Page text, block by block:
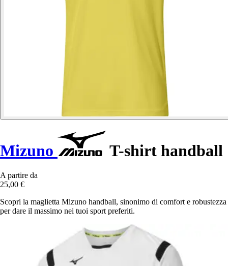
Mizuno T-shirt handball
A partire da
25,00 €
Scopri la maglietta Mizuno handball, sinonimo di comfort e robustezza
per dare il massimo nei tuoi sport preferiti.